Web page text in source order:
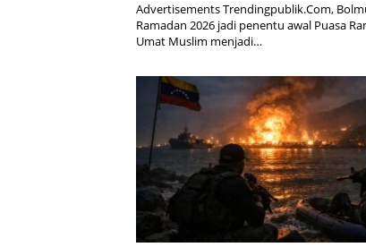
Advertisements Trendingpublik.Com,
Ramadan 2026 jadi penentu awal Puasa
Umat Muslim menjadi…